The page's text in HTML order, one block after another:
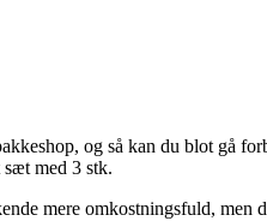
og så kan du blot gå
med 3 stk.
mere omkostningsfuld, men